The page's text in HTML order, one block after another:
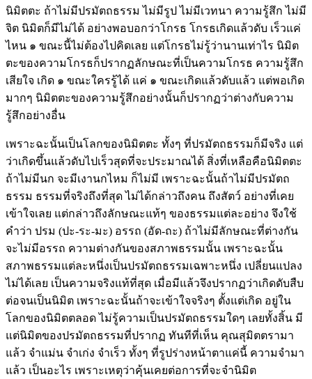
นิมิตตะ ถ้าไม่มีปรมัตถธรรม ไม่มีรูป ไม่มีเวทนา ความรู้สึก ไม่มี
จิต นิมิตก็มีไม่ได้ อย่างพอบอกว่าโกรธ โกรธเกิดแล้วดับ เร็วแค่
ไหน ๑ ขณะนี้ไม่ต้องไปคิดเลย แต่โกรธไม่รู้ว่านานเท่าไร นิมิต
ตะของความโกรธก็ปรากฏลักษณะที่เป็นความโกรธ ความรู้สึก
เสียใจ เกิด ๑ ขณะใครรู้ได้ แค่ ๑ ขณะเกิดแล้วดับแล้ว แต่พอเกิด
มากๆ นิมิตตะของความรู้สึกอย่างนั้นก็ปรากฏว่าต่างกับความ
รู้สึกอย่างอื่น
เพราะฉะนั้นเป็นโลกของนิมิตตะ ทั้งๆ ที่ปรมัตถธรรมก็มีจริง แต่
ว่าเกิดขึ้นแล้วดับไปเร็วสุดที่จะประมาณได้ สิ่งที่เหลือคือนิมิตตะ
ถ้าไม่มีนก จะมีเงานกไหม ก็ไม่มี เพราะฉะนั้นถ้าไม่มีปรมัตถ
ธรรม ธรรมที่จริงถึงที่สุด ไม่ได้กล่าวถึงคน ถึงสัตว์ อย่างที่เคย
เข้าใจเลย แต่กล่าวถึงลักษณะแท้ๆ ของธรรมแต่ละอย่าง จึงใช้
คำว่า ปรม (ปะ-ระ-มะ) อรรถ (อัด-ถะ) ถ้าไม่มีลักษณะที่ต่างกัน
จะไม่มีอรรถ ความต่างกันของสภาพธรรมนั้น เพราะฉะนั้น
สภาพธรรมแต่ละหนึ่งเป็นปรมัตถธรรมเฉพาะหนึ่ง เปลี่ยนแปลง
ไม่ได้เลย เป็นความจริงแท้ที่สุด เมื่อมีแล้วจึงปรากฏว่าเกิดดับสืบ
ต่อจนเป็นนิมิต เพราะฉะนั้นถ้าจะเข้าใจจริงๆ ตั้งแต่เกิด อยู่ใน
โลกของนิมิตตลอด ไม่รู้ความเป็นปรมัตถธรรมใดๆ เลยทั้งสิ้น มี
แต่นิมิตของปรมัตถธรรมที่ปรากฏ ทันทีที่เห็น คุณสุมิตตรามา
แล้ว จำแม่น จำเก่ง จำเร็ว ทั้งๆ ที่รูปร่างหน้าตาแค่นี้ ความจำมา
แล้ว เป็นอะไร เพราะเหตุว่าคุ้นเคยต่อการที่จะจำนิมิต